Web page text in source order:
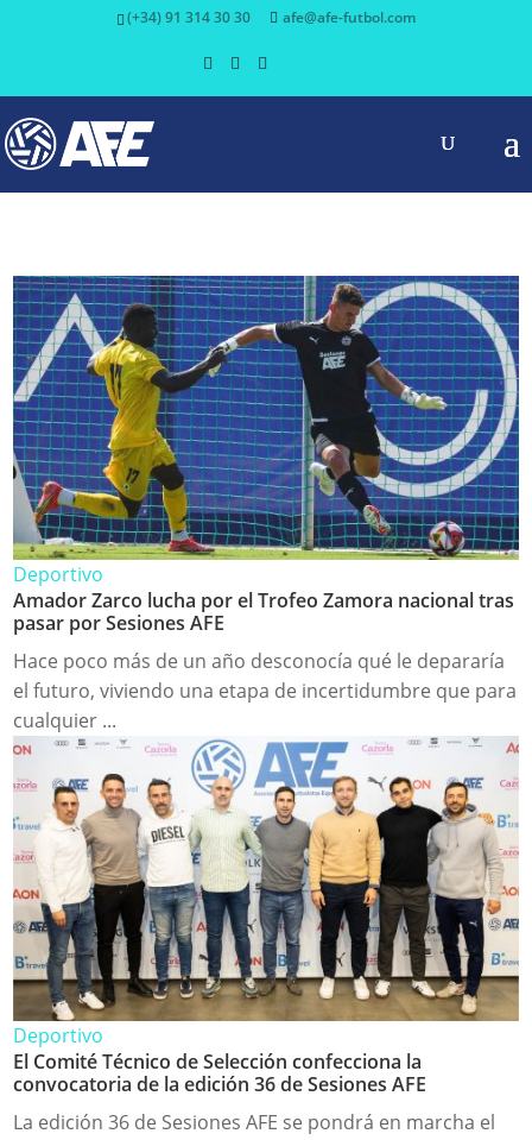
(+34) 91 314 30 30 afe@afe-futbol.com
Deportivo
Amador Zarco lucha por el Trofeo Zamora nacional tras
pasar por Sesiones AFE
Hace poco más de un año desconocía qué le depararía
el futuro, viviendo una etapa de incertidumbre que para
cualquier ...
Deportivo
El Comité Técnico de Selección confecciona la
convocatoria de la edición 36 de Sesiones AFE
La edición 36 de Sesiones AFE se pondrá en marcha el